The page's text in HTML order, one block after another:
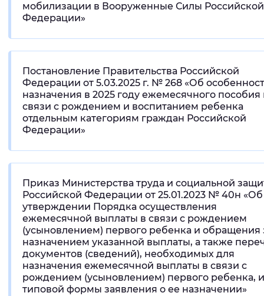
мобилизации в Вооруженные Силы Российской
Федерации»
Постановление Правительства Российской
Федерации от 5.03.2025 г. № 268 «Об
назначения в 2025 году ежемесячного пособия
связи с рождением и воспитанием ребенка
отдельным категориям граждан Российской
Федерации»
Приказ Министерства труда и социальной
Российской Федерации от 25.01.2023 № 40н «Об
утверждении Порядка осуществления
ежемесячной выплаты в связи с рождением
(усыновлением) первого ребенка и обращения
назначением указанной выплаты, а также
документов (сведений), необходимых для
назначения ежемесячной выплаты в связи с
рождением (усыновлением) первого ребенка, и
типовой формы заявления о ее назначении»